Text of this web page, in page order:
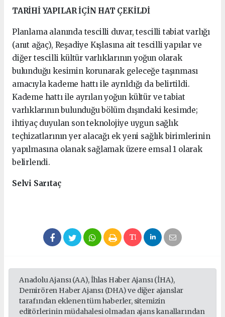
TARİHİ YAPILAR İÇİN HAT ÇEKİLDİ
Planlama alanında tescilli duvar, tescilli tabiat varlığı
(anıt ağaç), Reşadiye Kışlasına ait tescilli yapılar ve
diğer tescilli kültür varlıklarının yoğun olarak
bulunduğu kesimin korunarak geleceğe taşınması
amacıyla kademe hattı ile ayrıldığı da belirtildi.
Kademe hattı ile ayrılan yoğun kültür ve tabiat
varlıklarının bulunduğu bölüm dışındaki kesimde;
ihtiyaç duyulan son teknolojiye uygun sağlık
teçhizatlarının yer alacağı ek yeni sağlık birimlerinin
yapılmasına olanak sağlamak üzere emsal 1 olarak
belirlendi.
Selvi Sarıtaç
Anadolu Ajansı (AA), İhlas Haber Ajansı (İHA),
Demirören Haber Ajansı (DHA) ve diğer ajanslar
tarafından eklenen tüm haberler, sitemizin
editörlerinin müdahalesi olmadan ajans kanallarından